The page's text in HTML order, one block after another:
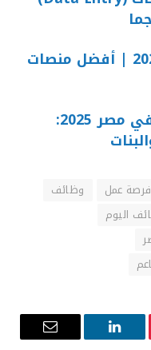
مواقع عمل حر 2025 | أفضل منصات
شغل كول سنتر في مصر 2025:
فرصة عمل
وظائف
اليوم
لينكدإن
البريد